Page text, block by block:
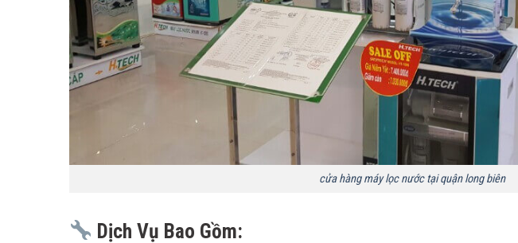
cửa hàng máy lọc nước tại quận long biên
Dịch Vụ Bao Gồm: